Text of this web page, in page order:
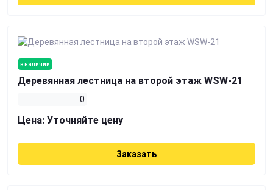
в наличии
Деревянная лестница на второй этаж WSW-21
0
Цена: Уточняйте цену
Заказать